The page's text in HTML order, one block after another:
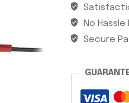
60W
WISEUP
No Hassle
Secure